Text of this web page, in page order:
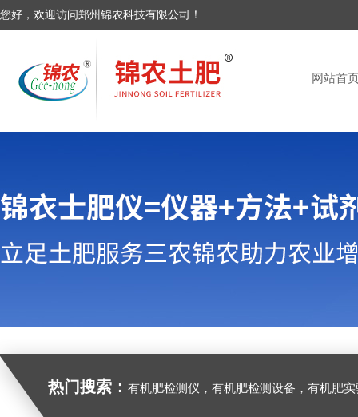
您好，欢迎访问郑州锦农科技有限公司！
网站首
热门搜索： 有机肥检测仪，有机肥检测设备，有机肥实验室设备，生物有